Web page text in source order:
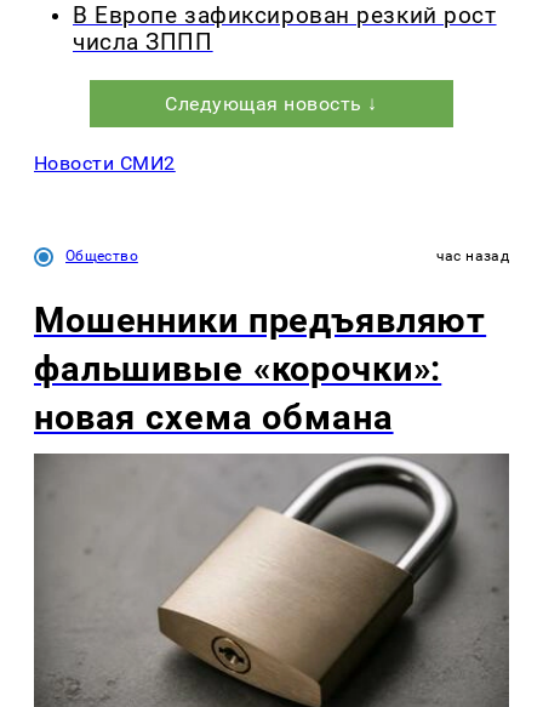
В Европе зафиксирован резкий рост
числа ЗППП
Следующая новость ↓
Новости СМИ2
Общество час назад
Мошенники предъявляют
фальшивые «корочки»:
новая схема обмана